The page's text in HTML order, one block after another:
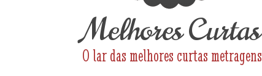
Melhores Curtas
O lar das melhores curtas metragens